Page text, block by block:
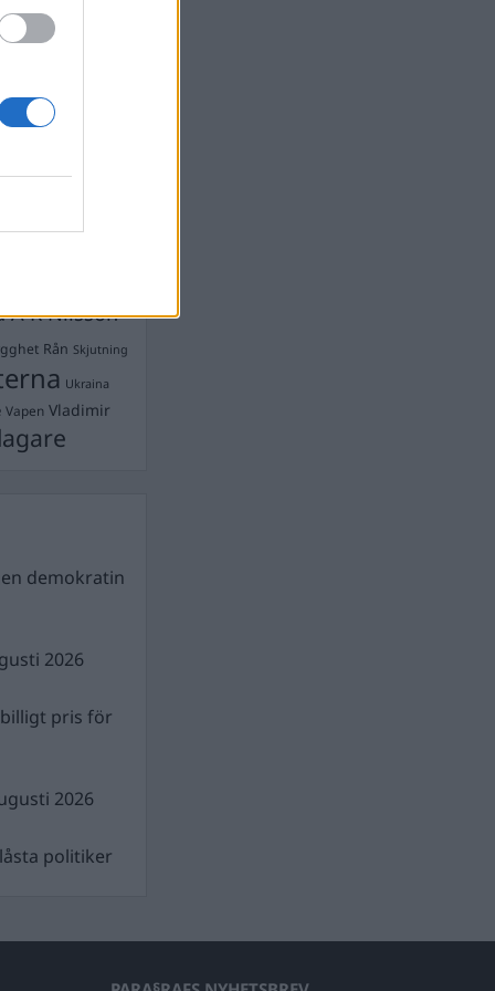
A R Nilsson
Rån Skjutning
Ukraina
Vapen Vladimir
demokratin
2026
pris för
2026
politiker